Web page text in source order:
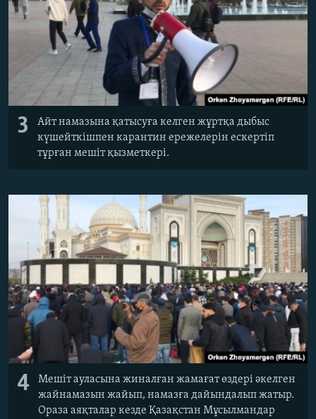
3
Айт намазына қатысуға келген жұртқа дыбыс
күшейткішпен карантин ережелерін ескертіп
тұрған мешіт қызметкері.
4
Мешіт ауласына жиналған жамағат өздері әкелген
жайнамазын жайып, намазға дайындалып жатыр.
Ораза аяқталар кезде Қазақстан Мұсылмандар